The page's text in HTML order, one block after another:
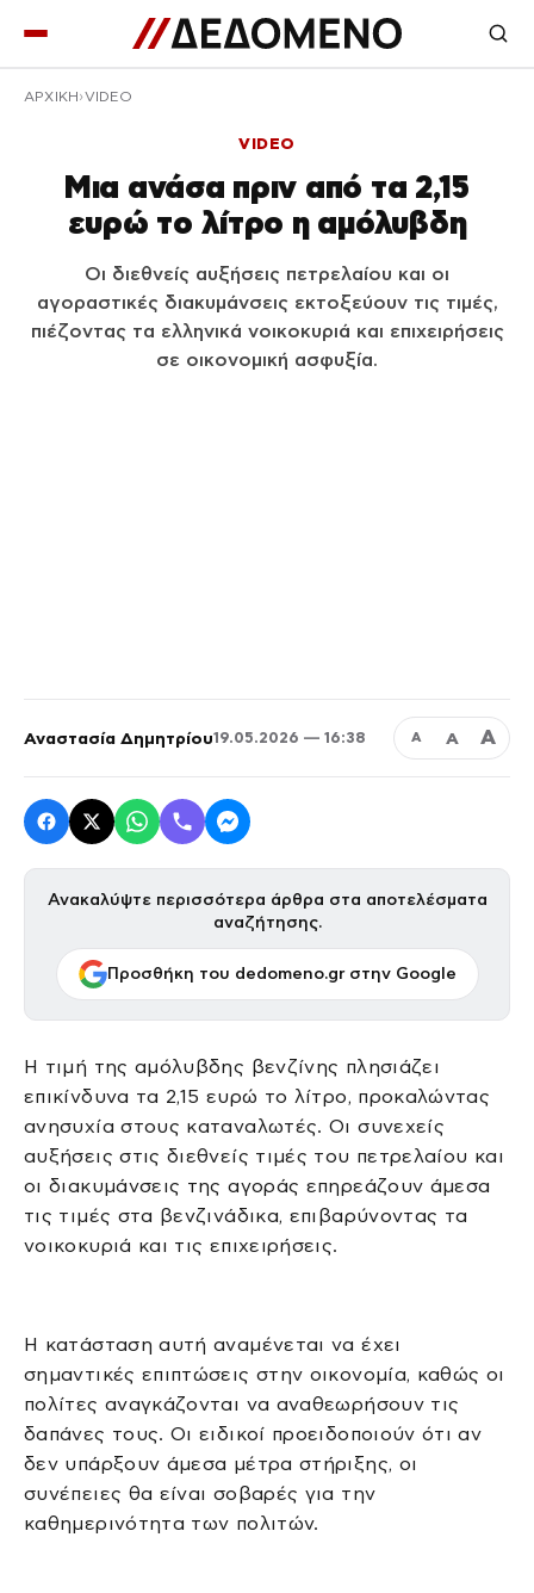
ΑΡΧΙΚΉ VIDEO
VIDEO
Μια ανάσα πριν από τα 2,15
ευρώ το λίτρο η αμόλυβδη
Οι διεθνείς αυξήσεις πετρελαίου και οι
αγοραστικές διακυμάνσεις εκτοξεύουν τις τιμές,
πιέζοντας τα ελληνικά νοικοκυριά και επιχειρήσεις
σε οικονομική ασφυξία.
Αναστασία Δημητρίου19.05.2026 — 16:38 Α Α Α
Ανακαλύψτε περισσότερα άρθρα στα αποτελέσματα
αναζήτησης.
Προσθήκη του dedomeno.gr στην Google
Η τιμή της αμόλυβδης βενζίνης πλησιάζει
επικίνδυνα τα 2,15 ευρώ το λίτρο, προκαλώντας
ανησυχία στους καταναλωτές. Οι συνεχείς
αυξήσεις στις διεθνείς τιμές του πετρελαίου και
οι διακυμάνσεις της αγοράς επηρεάζουν άμεσα
τις τιμές στα βενζινάδικα, επιβαρύνοντας τα
νοικοκυριά και τις επιχειρήσεις.
Η κατάσταση αυτή αναμένεται να έχει
σημαντικές επιπτώσεις στην οικονομία, καθώς οι
πολίτες αναγκάζονται να αναθεωρήσουν τις
δαπάνες τους. Οι ειδικοί προειδοποιούν ότι αν
δεν υπάρξουν άμεσα μέτρα στήριξης, οι
συνέπειες θα είναι σοβαρές για την
καθημερινότητα των πολιτών.